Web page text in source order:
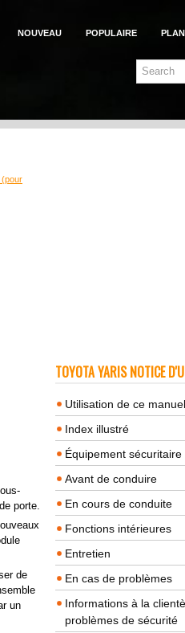
NOUVEAU POPULAIRE
(pour
porte.
de
un
TOYOTA YARIS NOTICE
Utilisation de ce manuel
Index illustré
Équipement sécuritaire
Avant de conduire
En cours de conduite
Fonctions intérieures
Entretien
En cas de problèmes
Informations à la
problèmes de sécurité